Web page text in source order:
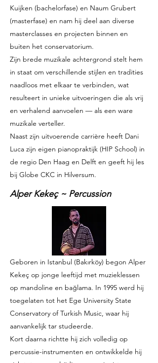
Kuijken (bachelorfase) en Naum Grubert
(masterfase) en nam hij deel aan diverse
masterclasses en projecten binnen en
buiten het conservatorium.
Zijn brede muzikale achtergrond stelt hem
in staat om verschillende stijlen en tradities
naadloos met elkaar te verbinden, wat
resulteert in unieke uitvoeringen die als vrij
en verhalend aanvoelen — als een ware
muzikale verteller.
Naast zijn uitvoerende carrière heeft Dani
Luca zijn eigen pianopraktijk (HIP School) in
de regio Den Haag en Delft en geeft hij les
bij Globe CKC in Hilversum.
Alper Kekeç ~ Percussion
Geboren in Istanbul (Bakırköy) begon Alper
Kekeç op jonge leeftijd met muzieklessen
op mandoline en bağlama. In 1995 werd hij
toegelaten tot het Ege University State
Conservatory of Turkish Music, waar hij
aanvankelijk tar studeerde.
Kort daarna richtte hij zich volledig op
percussie-instrumenten en ontwikkelde hij